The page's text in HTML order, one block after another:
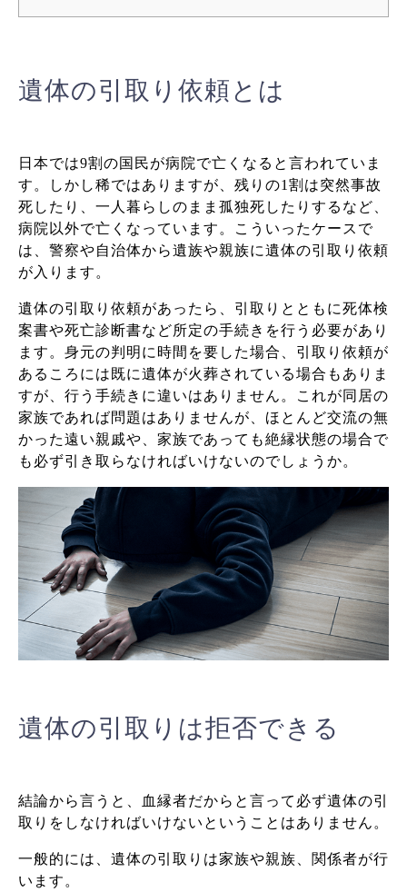
遺体の引取り依頼とは
日本では9割の国民が病院で亡くなると言われていま
す。しかし稀ではありますが、残りの1割は突然事故
死したり、一人暮らしのまま孤独死したりするなど、
病院以外で亡くなっています。
こういったケースで
は、警察や自治体から遺族や親族に遺体の引取り依頼
が入ります。
遺体の引取り依頼があったら、引取りとともに死体検
案書や死亡診断書など所定の手続きを行う必要があり
ます。 身元の判明に時間を要した場合、引取り依頼が
あるころには既に遺体が火葬されている場合もありま
すが、行う手続きに違いはありません。
これが同居の
家族であれば問題はありませんが、ほとんど交流の無
かった遠い親戚や、家族であっても絶縁状態の場合で
も必ず引き取らなければいけないのでしょうか。
遺体の引取りは拒否できる
結論から言うと、血縁者だからと言って必ず遺体の引
取りをしなければいけないということはありません。
一般的には、遺体の引取りは家族や親族、関係者が行
います。